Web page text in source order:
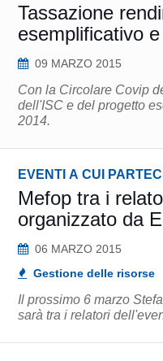
Tassazione
09 MARZO 2015
Con la Circolare Covip
dell'ISC e del progetto
2014.
EVENTI A CUI
Mefop tra i
organizzato da
06 MARZO 2015
Gestione delle risorse
Il prossimo 6 marzo
sarà tra i relatori